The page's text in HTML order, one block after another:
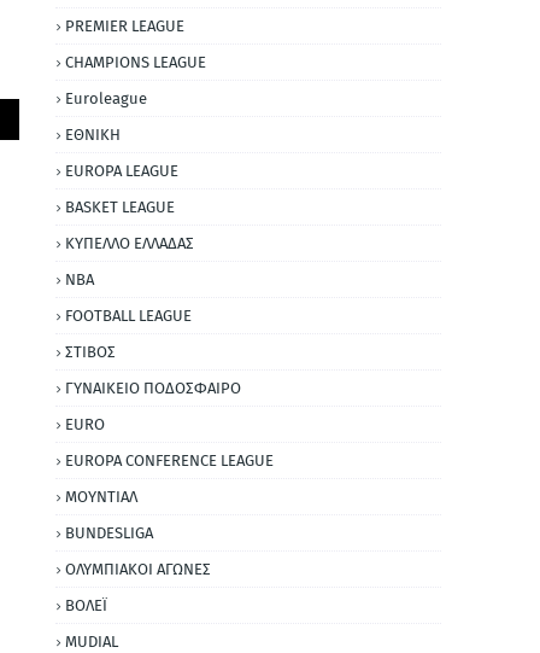
PREMIER LEAGUE
CHAMPIONS LEAGUE
Euroleague
ΕΘΝΙΚΗ
EUROPA LEAGUE
BASKET LEAGUE
ΚΥΠΕΛΛΟ ΕΛΛΑΔΑΣ
NBA
FOOTBALL LEAGUE
ΣΤΙΒΟΣ
ΓΥΝΑΙΚΕΙΟ ΠΟΔΟΣΦΑΙΡΟ
EURO
EUROPA CONFERENCE LEAGUE
ΜΟΥΝΤΙΑΛ
BUNDESLIGA
ΟΛΥΜΠΙΑΚΟΙ ΑΓΩΝΕΣ
ΒΟΛΕΪ
MUDIAL